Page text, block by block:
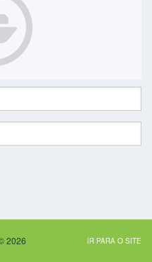
2026 IR PARA O SITE